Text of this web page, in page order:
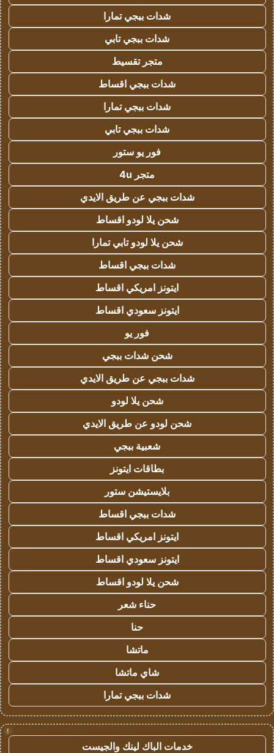
شدات ببجي تمارا
شدات ببجي تابي
متجر تقسيط
شدات ببجي اقساط
شدات ببجي تمارا
شدات ببجي تابي
فور يو ستور
متجر 4u
شدات ببجي عن طريق الايدي
شحن يلا لودو اقساط
شحن يلا لودو تابي تمارا
شدات ببجي اقساط
ايتونز امريكي اقساط
ايتونز سعودي اقساط
فور يو
شحن شدات ببجي
شدات ببجي عن طريق الايدي
شحن يلا لودو
شحن لودو عن طريق الايدي
شعبية ببجي
بطاقات ايتونز
بلايستيشن ستور
شدات ببجي اقساط
ايتونز امريكي اقساط
ايتونز سعودي اقساط
شحن يلا لودو اقساط
حناء شعر
حنا
ماتشا
شاي ماتشا
شدات ببجي تمارا
!
خدمات الباك لينك والجيست